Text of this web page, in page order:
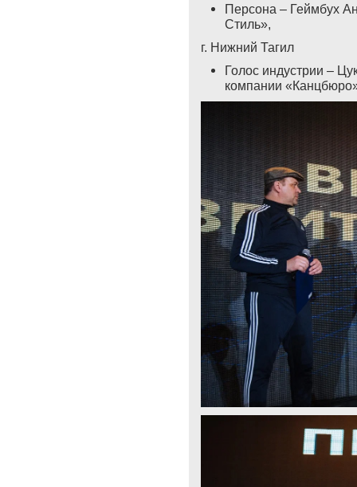
Персона – Геймбух
Стиль»,
г. Нижний Тагил
Голос индустрии –
компании